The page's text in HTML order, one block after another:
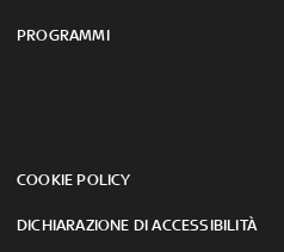
PROGRAMMI
COOKIE POLICY
DICHIARAZIONE DI ACCESSIBILITÀ